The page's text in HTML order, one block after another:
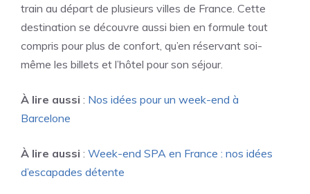
train au départ de plusieurs villes de France. Cette
destination se découvre aussi bien en formule tout
compris pour plus de confort, qu’en réservant soi-
même les billets et l’hôtel pour son séjour.
À lire aussi : Nos idées pour un week-end à
Barcelone
À lire aussi : Week-end SPA en France : nos idées
d’escapades détente